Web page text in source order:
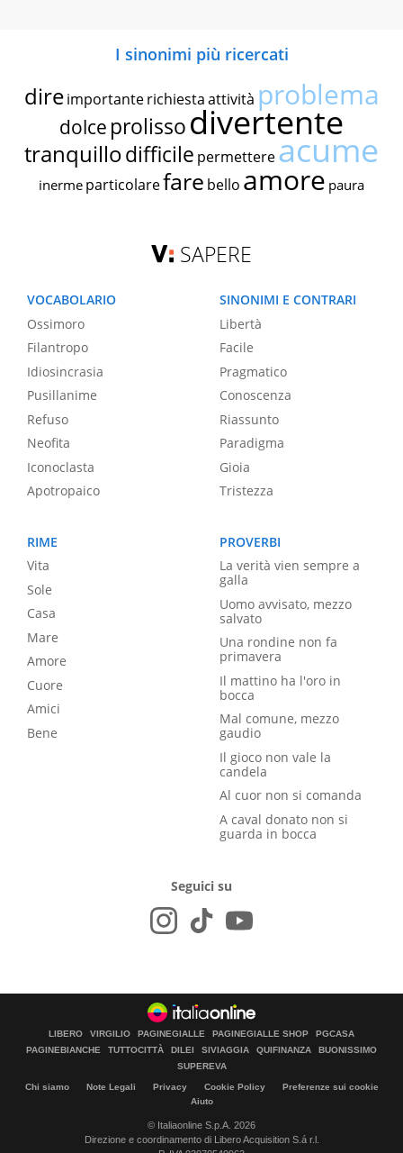
I sinonimi più ricercati
dire importante richiestaattività problema
dolce prolissodivertente
tranquillodifficile permettereacume
inerme particolarefare bello amore paura
SAPERE
VOCABOLARIO
Ossimoro
Filantropo
Idiosincrasia
Pusillanime
Refuso
Neofita
Iconoclasta
Apotropaico
SINONIMI E CONTRARI
Libertà
Facile
Pragmatico
Conoscenza
Riassunto
Paradigma
Gioia
Tristezza
RIME
Vita
Sole
Casa
Mare
Amore
Cuore
Amici
Bene
PROVERBI
La verità vien sempre a
galla
Uomo avvisato, mezzo
salvato
Una rondine non fa
primavera
Il mattino ha l'oro in
bocca
Mal comune, mezzo
gaudio
Il gioco non vale la
candela
Al cuor non si comanda
A caval donato non si
guarda in bocca
Seguici su
LIBERO VIRGILIO PAGINEGIALLE PAGINEGIALLE SHOP
PGCASA
PAGINEBIANCHE
TUTTOCITTÀ DILEI SIVIAGGIA QUIFINANZA
BUONISSIMO
SUPEREVA
Chi siamo Note Legali Privacy Cookie Policy
Preferenze sui cookie
Aiuto
© Italiaonline S.p.A. 2026
Direzione e coordinamento di Libero Acquisition S.á r.l.